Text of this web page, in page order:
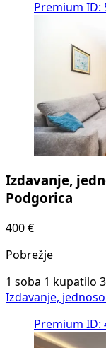
Premium ID:
Izdavanje,
Podgorica
400 €
Pobrežje
1 soba 1 kupatilo
Izdavanje,
Premium ID: